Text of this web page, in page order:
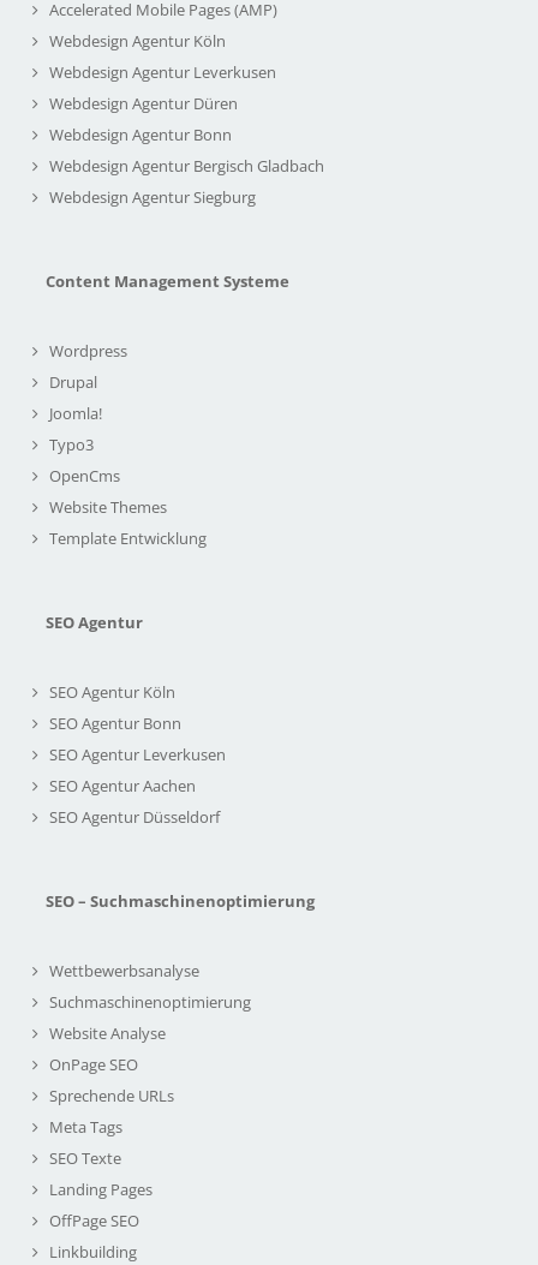
Accelerated Mobile Pages (AMP)
Webdesign Agentur Köln
Webdesign Agentur Leverkusen
Webdesign Agentur Düren
Webdesign Agentur Bonn
Webdesign Agentur Bergisch Gladbach
Webdesign Agentur Siegburg
Content Management Systeme
Wordpress
Drupal
Joomla!
Typo3
OpenCms
Website Themes
Template Entwicklung
SEO Agentur
SEO Agentur Köln
SEO Agentur Bonn
SEO Agentur Leverkusen
SEO Agentur Aachen
SEO Agentur Düsseldorf
SEO – Suchmaschinenoptimierung
Wettbewerbsanalyse
Suchmaschinenoptimierung
Website Analyse
OnPage SEO
Sprechende URLs
Meta Tags
SEO Texte
Landing Pages
OffPage SEO
Linkbuilding